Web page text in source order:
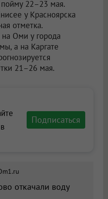
22–23 мая.
у Красноярска
отметка.
Оми у города
а на Каргате
21–26 мая.
Подписаться
откачали воду